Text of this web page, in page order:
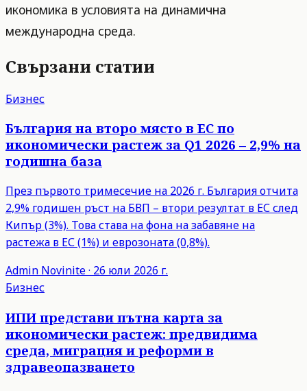
икономика в условията на динамична
международна среда.
Свързани статии
Бизнес
България на второ място в ЕС по
икономически растеж за Q1 2026 – 2,9% на
годишна база
През първото тримесечие на 2026 г. България отчита
2,9% годишен ръст на БВП – втори резултат в ЕС след
Кипър (3%). Това става на фона на забавяне на
растежа в ЕС (1%) и еврозоната (0,8%).
Admin Novinite· 26 юли 2026 г.
Бизнес
ИПИ представи пътна карта за
икономически растеж: предвидима
среда, миграция и реформи в
здравеопазването